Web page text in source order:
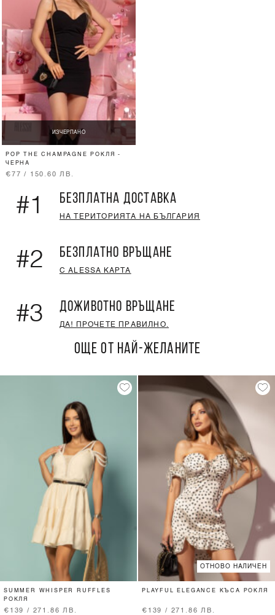
ИЗЧЕРПАНО
POP THE CHAMPAGNE РОКЛЯ -
ЧЕРНА
€77 / 150.60 ЛВ.
#1 БЕЗПЛАТНА ДОСТАВКА
НА ТЕРИТОРИЯТА НА БЪЛГАРИЯ
#2 БЕЗПЛАТНО ВРЪЩАНЕ
С ALESSA КАРТА
#3 ДОЖИВОТНО ВРЪЩАНЕ
ДА! ПРОЧЕТЕ ПРАВИЛНО.
ОЩЕ ОТ НАЙ-ЖЕЛАНИТЕ
SUMMER WHISPER RUFFLES
РОКЛЯ
€139 / 271.86 ЛВ.
ОТНОВО НАЛИЧЕН
PLAYFUL ELEGANCE КЪСА РОКЛЯ
€139 / 271.86 ЛВ.